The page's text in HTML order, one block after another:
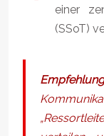
einer
(SSoT)